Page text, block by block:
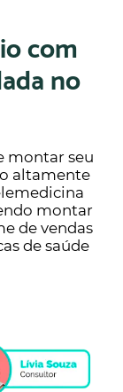
com
no
montar seu
altamente
montar
de vendas
de saúde